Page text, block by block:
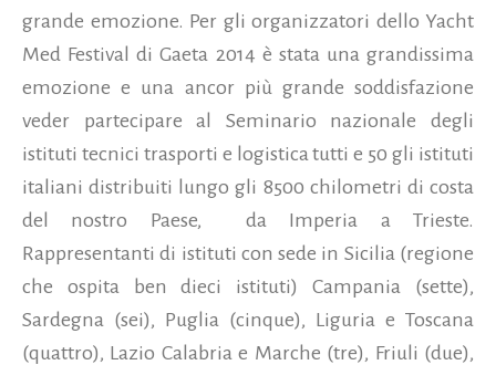
grande emozione. Per gli organizzatori dello Yacht
Med Festival di Gaeta 2014 è stata una grandissima
emozione e una ancor più grande soddisfazione
veder partecipare al Seminario nazionale degli
istituti tecnici trasporti e logistica tutti e 50 gli istituti
italiani distribuiti lungo gli 8500 chilometri di costa
del nostro Paese, da Imperia a Trieste.
Rappresentanti di istituti con sede in Sicilia (regione
che ospita ben dieci istituti) Campania (sette),
Sardegna (sei), Puglia (cinque), Liguria e Toscana
(quattro), Lazio Calabria e Marche (tre), Friuli (due),